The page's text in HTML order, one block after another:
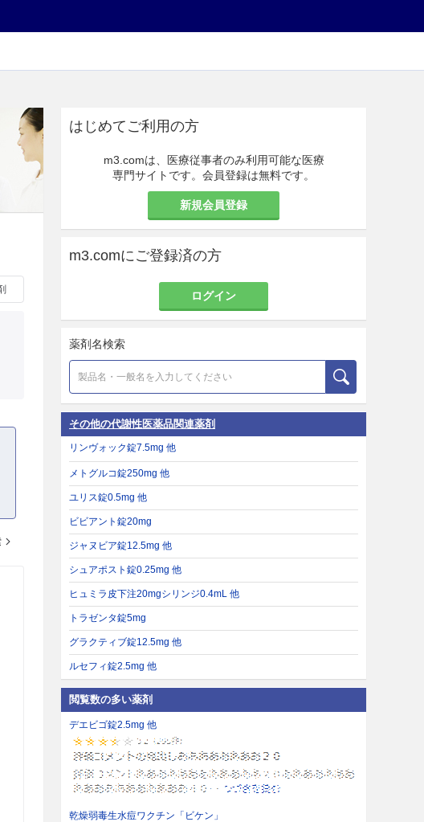
はじめてご利用の方
m3.comは、医療従事者のみ利用可能な医療
専門サイトです。会員登録は無料です。
新規会員登録
m3.comにご登録済の方
ログイン
薬剤名検索
その他の代謝性医薬品関連薬剤
リンヴォック錠7.5mg 他
メトグルコ錠250mg 他
ユリス錠0.5mg 他
ビビアント錠20mg
ジャヌビア錠12.5mg 他
シュアポスト錠0.25mg 他
ヒュミラ皮下注20mgシリンジ0.4mL 他
トラゼンタ錠5mg
グラクティブ錠12.5mg 他
ルセフィ錠2.5mg 他
閲覧数の多い薬剤
デエビゴ錠2.5mg 他
乾燥弱毒生水痘ワクチン「ビケン」